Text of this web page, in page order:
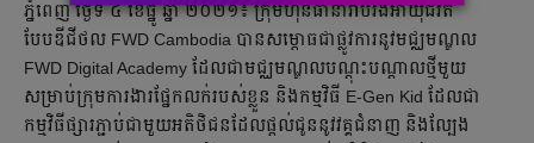
ភ្នំពេញ ថ្ងៃទី ៤ ខែធ្នូ ឆ្នាំ ២០២១៖ ក្រុមហ៊ុនធានារ៉ាប់រងអាយុជីវិត
បែបឌីជីថល FWD Cambodia បានសម្ពោធជាផ្លូវការនូវមជ្ឈមណ្ឌល
FWD Digital Academy ដែលជាមជ្ឈមណ្ឌលបណ្តុះបណ្តាលថ្មីមួយ
សម្រាប់ក្រុមការងារផ្នែកលក់របស់ខ្លួន និងកម្មវិធី E-Gen Kid ដែលជា
កម្មវិធីផ្សារភ្ជាប់ជាមួយអតិថិជនដែលផ្ដល់ជូននូវវគ្គជំនាញ និងលែ្បង